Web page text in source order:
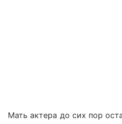
Мать актера до сих пор